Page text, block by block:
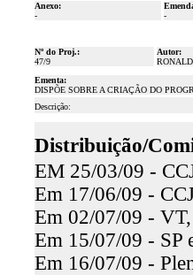
Anexo:
-
-
Nº do Proj.:
47/9
Autor:
Ementa:
DISPÕE SOBRE A CRIAÇÃO DO
Descrição:
Distribuição/
EM 25/03/09 -
Em 17/06/09 -
Em 02/07/09 -
Em 15/07/09 - SP
Em 16/07/09 -